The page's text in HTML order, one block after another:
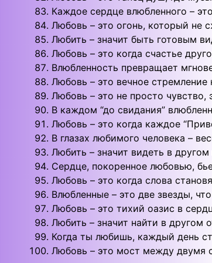
Каждое сердце влюбленного –
Любовь – это огонь, который не
Любить – значит быть готовым
Любовь – это когда счастье
Влюбленность превращает
Любовь – это вечное
Любовь – это не просто
В каждом “до свидания”
Любовь – это когда каждое
В глазах любимого человека –
Любить – значит видеть в
Сердце, покоренное любовью,
Любовь – это когда слова
Влюбленные – это две звезды,
Любовь – это тихий оазис в
Любить – значит найти в другом
Когда ты любишь, каждый день
Любовь – это мост между двумя